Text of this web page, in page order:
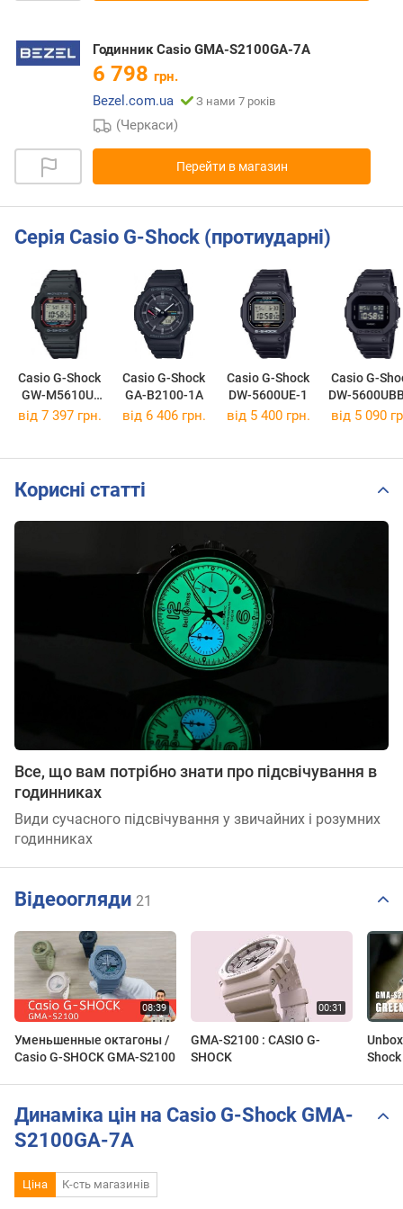
Годинник Casio GMA-S2100GA-7A
6 798 грн.
Bezel.com.ua
З нами 7 років
(Черкаси)
Перейти в магазин
Серія Casio G-Shock (протиударні)
Casio G-Shock
GW-M5610U-
1E
Casio G-Shock
GA-B2100-1A
Casio G-Shock
DW-5600UE-1
Casio G-
DW-
від 7 397 грн. від 6 406 грн. від 5 400 грн. від 5 090
Корисні статті
Все, що вам потрібно знати про підсвічування в
годинниках
Види сучасного підсвічування у звичайних і розумних
годинниках
Відеоогляди 21
Уменьшенные октагоны /
Casio G-SHOCK GMA-S2100
GMA-S2100 : CASIO G-
SHOCK
Динаміка цін на Casio G-Shock GMA-
S2100GA-7A
Ціна К-сть магазинів